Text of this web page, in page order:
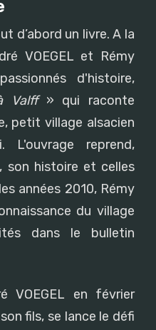
d’abord un livre. A la
VOEGEL et Rémy
d'histoire,
Valff» qui raconte
petit village alsacien
L'ouvrage reprend,
son histoire et celles
années 2010, Rémy
du village
dans le bulletin
VOEGEL en février
fils, se lance le défi